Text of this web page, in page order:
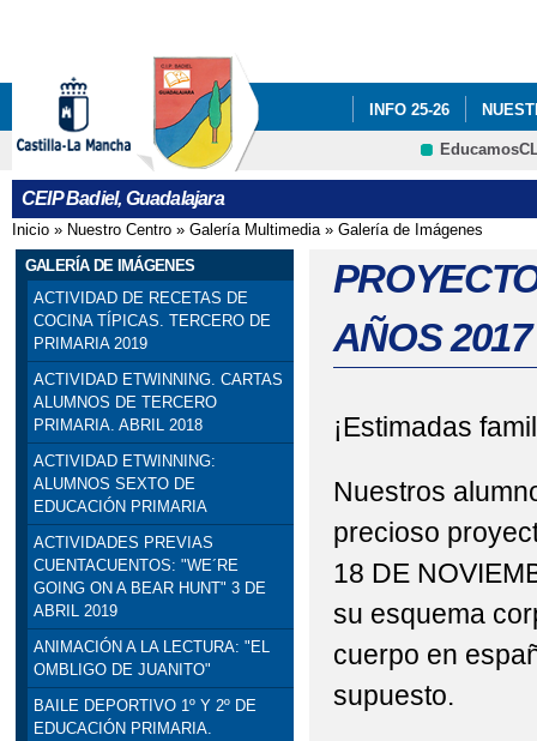
INFO 25-26
INFÓRMATE
ENGLISH PROJECT:
PREMIOS:
PRIMARIA). SEXTO DE
PROGRAMA # TÚ
STEAM: TALLER DE
VISITA
DELEGADO DE
CEIP Badiel, Guadalajara
Se encuentra usted aquí
Inicio » Nuestro Centro » Galería Multimedia» Galería de Imágenes
GALERÍA DE IMÁGENES
ACTIVIDAD DE RECETAS DE
COCINA TÍPICAS. TERCERO DE
PRIMARIA 2019
ACTIVIDAD ETWINNING. CARTAS
ALUMNOS DE TERCERO
PRIMARIA. ABRIL 2018
ACTIVIDAD ETWINNING:
ALUMNOS SEXTO DE
EDUCACIÓN PRIMARIA
ACTIVIDADES PREVIAS
CUENTACUENTOS: "WE´RE
GOING ON A BEAR HUNT" 3 DE
ABRIL 2019
ANIMACIÓN A LA LECTURA: "EL
OMBLIGO DE JUANITO"
BAILE DEPORTIVO 1º Y 2º DE
EDUCACIÓN PRIMARIA.
AÑOS 2017
¡Estimadas
Nuestros
precioso
18 DE
su esquema
cuerpo en
supuesto.